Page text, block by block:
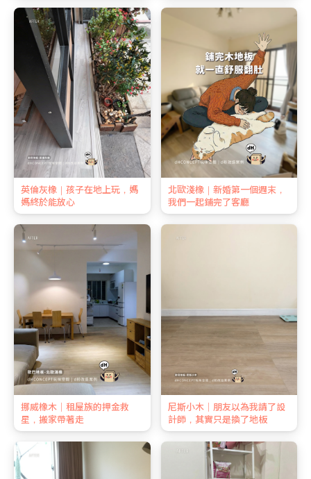
英倫灰橡｜孩子在地上玩，媽
媽終於能放心
北歐淺橡｜新婚第一個週末，
我們一起鋪完了客廳
挪威橡木｜租屋族的押金救
星，搬家帶著走
尼斯小木｜朋友以為我請了設
計師，其實只是換了地板